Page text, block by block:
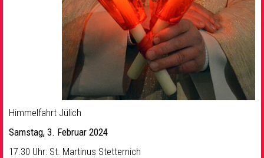
Seelsorge & Kontakt
Himmelfahrt Jülich
Samstag, 3. Februar 2024
17.30 Uhr: St. Martinus Stetternich